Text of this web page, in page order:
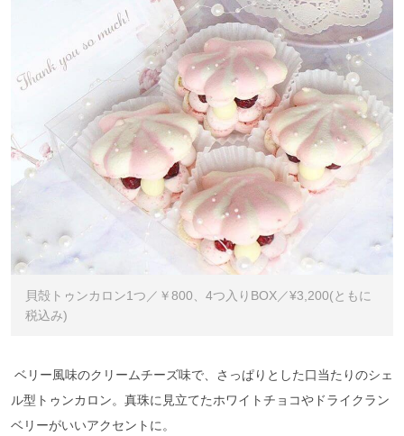
貝殻トゥンカロン1つ／￥800、4つ入りBOX／¥3,200(ともに
税込み)
ベリー風味のクリームチーズ味で、さっぱりとした口当たりのシェ
ル型トゥンカロン。真珠に見立てたホワイトチョコやドライクラン
ベリーがいいアクセントに。